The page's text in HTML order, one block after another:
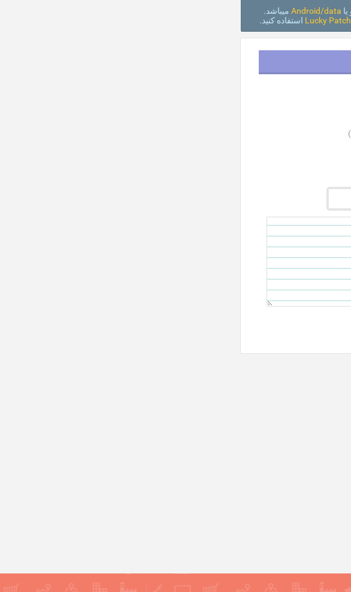
یا Android/data میباشد.
Lucky استفاده کنید.